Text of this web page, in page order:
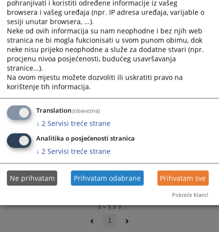
and
select
a
date.
Press
the
question
mark
to
get
the
keyboard
shortcuts
changing
dates.
and
select
a
date.
Press
the
question
mark
get
the
keyboard
shortcuts
changing
dates.
1 - 1 / 1
1
pohranjivati i koristiti određene informacije iz vašeg
browsera i vašeg uređaja (npr. IP adresa uređaja, varijable o
sesiji unutar browsera, ...).
Neke od ovih informacija su nam neophodne i bez njih web
stranica ne bi mogla fukcionisati u svom punom obimu, dok
neke nisu prijeko neophodne a služe za dodatne stvari (npr.
procjenu nivoa posjećenosti, budućeg usavršavanja
stranice...).
Na ovom mjestu možete dozvoliti ili uskratiti pravo na
korištenje tih informacija.
Translation(obavezna)
↓ 2 Servisi treće strane
Analitika o posjećenosti stranica
↓ 2 Servisi treće strane
Ne prihvatam Prihvatam odabrane Prihvatam sve
Pokreće Klaro!